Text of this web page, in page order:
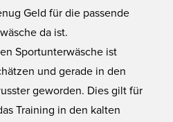
Geld für die passende
da ist.
Sportunterwäsche ist
und gerade in den
geworden. Dies gilt für
Training in den kalten